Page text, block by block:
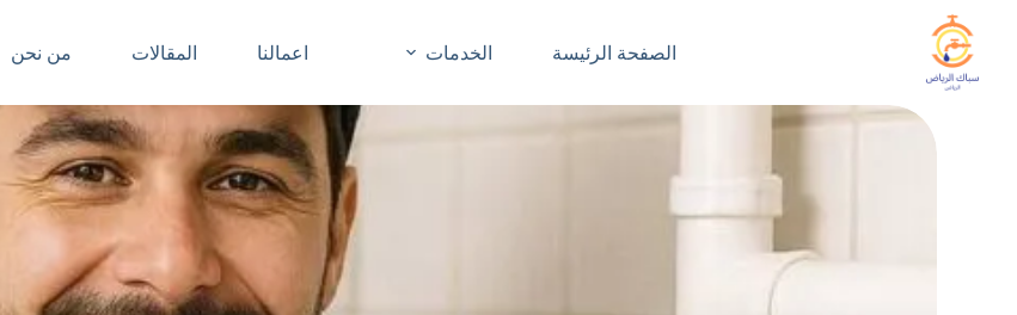
المحتوى
الصفحة الرئيسة الخدمات اعمالنا المقالات من نحن